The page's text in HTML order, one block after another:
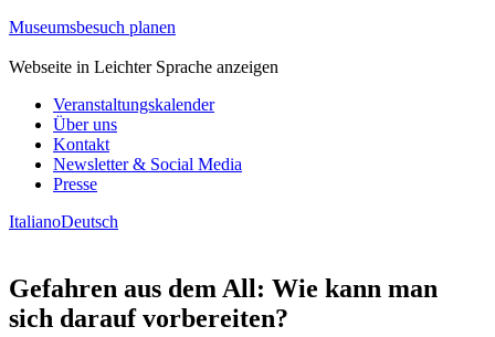
Museumsbesuch planen
Webseite in Leichter Sprache anzeigen
Veranstaltungskalender
Über uns
Kontakt
Newsletter & Social Media
Presse
ItalianoDeutsch
Gefahren aus dem All: Wie kann man
sich darauf vorbereiten?